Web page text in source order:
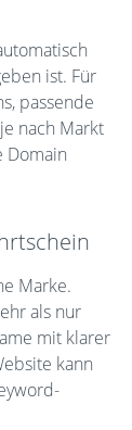
ist. Für
passende
nach Markt
Domain
Marke.
als nur
mit klarer
kann